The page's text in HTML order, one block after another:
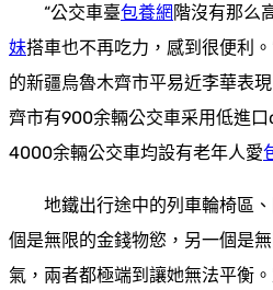
“公交車臺包養網 階沒有那么
妹搭車也不再吃力，感到很便利
的新疆烏魯木齊市平易近李華表
齊市有900余輛公交車采用低進
4000余輛公交車均設有老年人愛
地鐵出行途中的列車輪椅區
個是無限的金錢物慾，另一個是
氣，兩者都極端到讓她無法平衡